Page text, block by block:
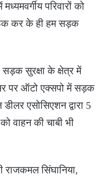
परिवारों को
कर के ही हम सड़क
सुरक्षा के क्षेत्र में
पर ऑटो एक्सपो में सड़क
एसोसिएशन द्वारा 5
वाहन की चाबी भी
राजकमल सिंघानिया,